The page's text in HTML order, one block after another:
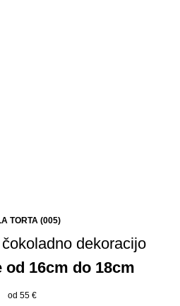
TORTA (005)
dekoracijo
16cm do 18cm
od 55 €